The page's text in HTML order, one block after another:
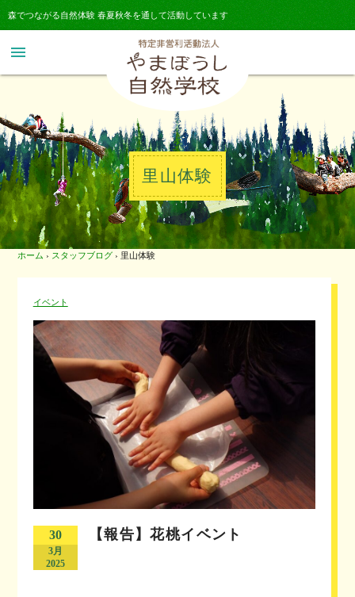
森でつながる自然体験 春夏秋冬を通して活動しています
menu
里山体験
ホーム › スタッフブログ › 里山体験
イベント
30
3月
2025
【報告】花桃イベント